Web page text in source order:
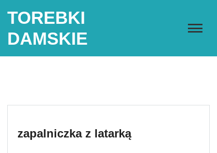
TOREBKI
DAMSKIE
zapalniczka z latarką